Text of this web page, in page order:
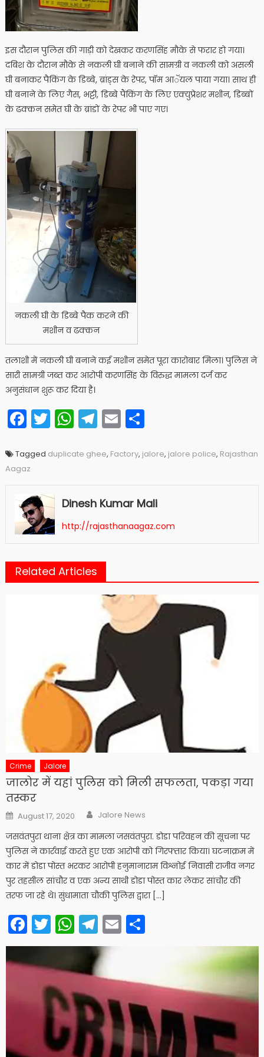
इस दौरान पुलिस की गाड़ी को देखकर करणसिंह मौके से फरार हो गया।
दबिश के दौरान मौके से नकली घी बनाने की सामग्री व नकली को असली
घी बनाकर पैकिंग के डिब्बे, ब्रांड्स के रेपर, पॉम आॅयल पाया गया। साथ ही
घी बनाने के लिए गैस, भट्टी, डिब्बे पैंकिंग के लिए एक्युप्रेशर मशीन, डिब्बों
के ढक्कन समेत घी के ब्रांडों के रेपर भी पाए गए।
नकली घी के डिब्बे पैक करने की
मशीन व ढक्कन
तलाशी में नकली घी बनाने कई मशीन समेत पूरा कारोबार मिला। पुलिस ने
सारी सामग्री जब्त कर आरोपी करणसिंह के विरुद्ध मामला दर्ज कर
अनुसंधान शुरू कर दिया है।
Facebook
Twitter
WhatsApp
Telegram
EmailShare
Tagged duplicate ghee, Factory, jalore, jalore police, Rajasthan
Aagaz
Dinesh Kumar Mali
http://rajasthanaagaz.com
Related Articles
Crime Jalore
जालोर में यहां पुलिस को मिली सफलता, पकड़ा गया
तस्कर
Posted
on
August 17, 2020 Author
Jalore News
जसवंतपुरा थाना क्षेत्र का मामला जसवंतपुरा. डोडा परिवहन की सूचना पर
पुलिस ने कार्रवाई करते हुए एक आरोपी को गिरफ्तार किया। घटनाक्रम में
कार में डोडा पोस्त भरकर आरोपी हनुमानाराम विश्नोई निवासी राजीव नगर
पुर तहसील सांचौर व एक अन्य साथी डोडा पोस्त कार लेकर सांचौर की
तरफ जा रहे थे। सुंधामाता चौकी पुलिस द्वारा […]
Facebook
Twitter
WhatsApp
Telegram
Email